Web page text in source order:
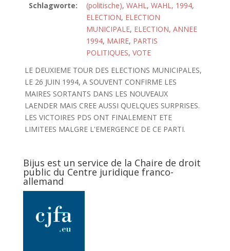
Schlagworte:
(politische), WAHL, WAHL, 1994,
ELECTION, ELECTION
MUNICIPALE, ELECTION, ANNEE
1994, MAIRE, PARTIS
POLITIQUES, VOTE
LE DEUXIEME TOUR DES ELECTIONS MUNICIPALES,
LE 26 JUIN 1994, A SOUVENT CONFIRME LES
MAIRES SORTANTS DANS LES NOUVEAUX
LAENDER MAIS CREE AUSSI QUELQUES SURPRISES.
LES VICTOIRES PDS ONT FINALEMENT ETE
LIMITEES MALGRE L'EMERGENCE DE CE PARTI.
Bijus est un service de la Chaire de droit
public du Centre juridique franco-
allemand